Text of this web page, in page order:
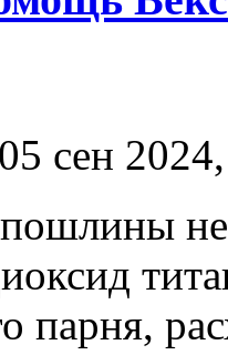
05 сен
не
парня,